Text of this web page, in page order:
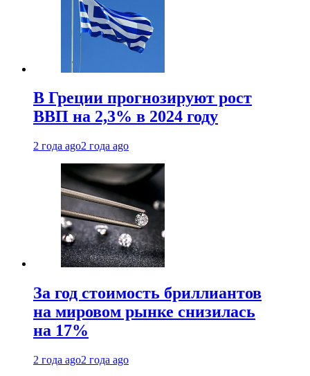
В Греции прогнозируют рост
ВВП на 2,3% в 2024 году
2 года ago2 года ago
За год стоимость бриллиантов
на мировом рынке снизилась
на 17%
2 года ago2 года ago